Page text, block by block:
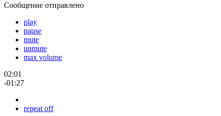
Сообщение отправлено
play
pause
mute
unmute
max volume
02:01
-01:27
repeat off